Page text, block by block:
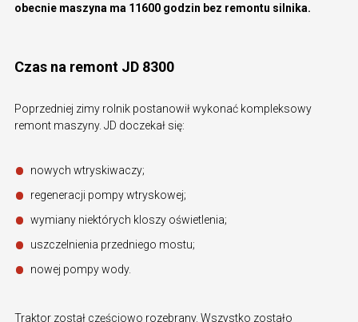
obecnie maszyna ma 11600 godzin bez remontu silnika.
Czas na remont JD 8300
Poprzedniej zimy rolnik postanowił wykonać kompleksowy
remont maszyny. JD doczekał się:
nowych wtryskiwaczy;
regeneracji pompy wtryskowej;
wymiany niektórych kloszy oświetlenia;
uszczelnienia przedniego mostu;
nowej pompy wody.
Traktor został częściowo rozebrany. Wszystko zostało